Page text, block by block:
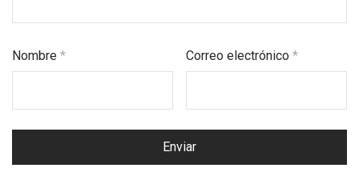
Nombre * Correo electrónico*